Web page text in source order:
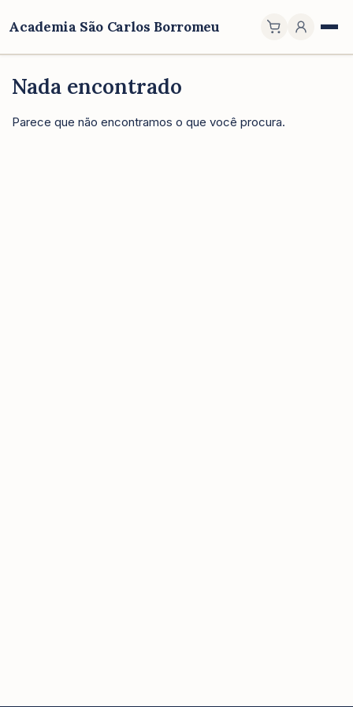
Academia São Carlos Borromeu
Nada encontrado
Parece que não encontramos o que você procura.